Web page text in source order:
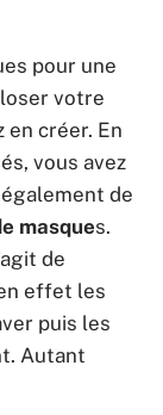
pour une
votre
en créer. En
vous avez
de
masques.
de
effet les
puis les
Autant